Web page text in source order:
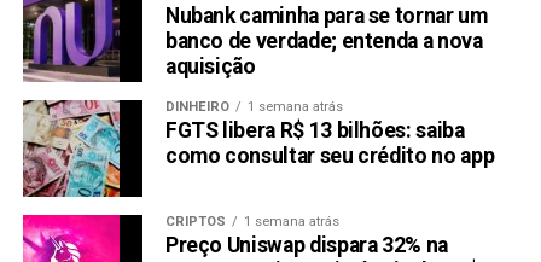
Nubank caminha para se tornar um
banco de verdade; entenda a nova
aquisição
DINHEIRO 1 semana atrás
FGTS libera R$ 13 bilhões: saiba
como consultar seu crédito no app
CRIPTOS 1 semana atrás
Preço Uniswap dispara 32% na